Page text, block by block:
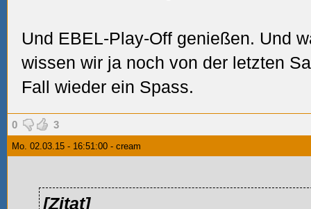
Und EBEL-Play-Off genießen. Und
wissen wir ja noch von der letzten
Fall wieder ein Spass.
0 3
Mo. 02.03.15 - 16:51:00 - cream
[Zitat]